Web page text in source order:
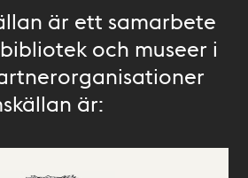
är ett samarbete
och museer i
är: